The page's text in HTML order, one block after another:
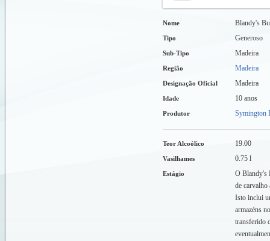
Nome Blandy's
Tipo Generoso
Sub-Tipo Madeira
Região Madeira
Designação Oficial Madeira
Idade 10 anos
Produtor Symington
Teor Alcoólico 19.00
Vasilhames 0.75 l
Estágio
O Blandy's
de carvalho
Isto inclui
armazéns
transferido